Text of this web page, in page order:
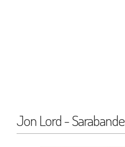
Jon Lord - Sarabande